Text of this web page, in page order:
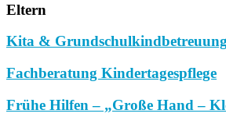
Eltern
Kita &
Fachberatung Kindertagespflege
Frühe Hilfen – „Große Hand –